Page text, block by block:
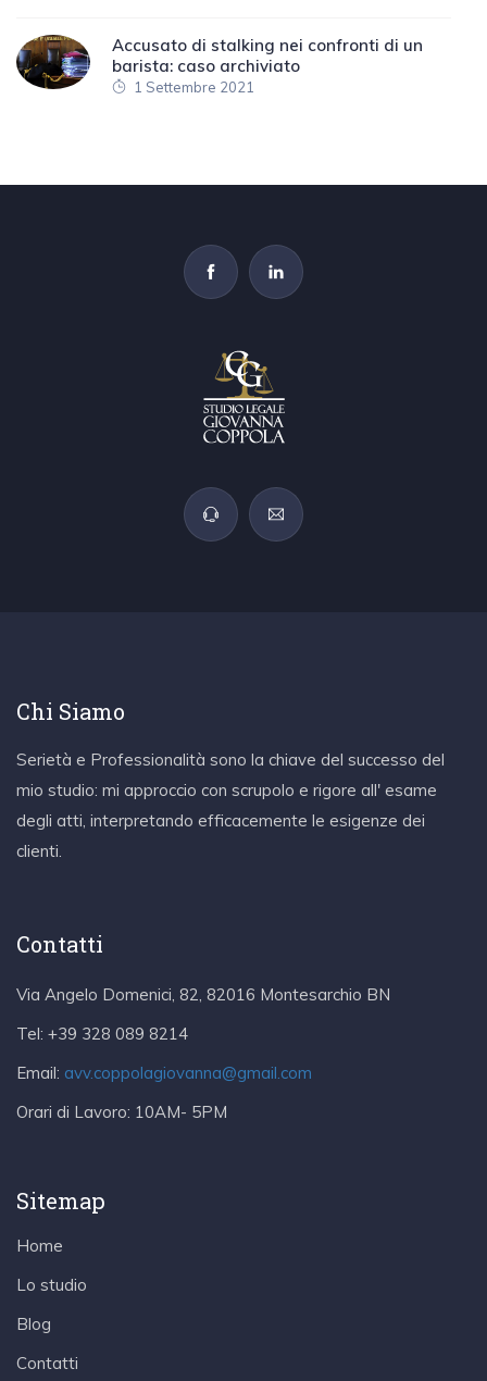
Accusato di stalking nei confronti di un
barista: caso archiviato
1 Settembre 2021
Chi Siamo
Serietà e Professionalità sono la chiave del successo del
mio studio: mi approccio con scrupolo e rigore all' esame
degli atti, interpretando efficacemente le esigenze dei
clienti.
Contatti
Via Angelo Domenici, 82, 82016 Montesarchio BN
Tel: +39 328 089 8214
Email: avv.coppolagiovanna@gmail.com
Orari di Lavoro: 10AM- 5PM
Sitemap
Home
Lo studio
Blog
Contatti